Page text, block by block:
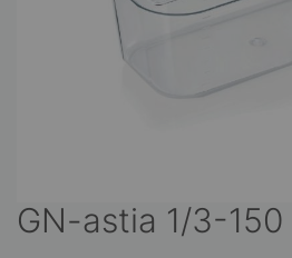
GN-astia 1/3-
Skip
to